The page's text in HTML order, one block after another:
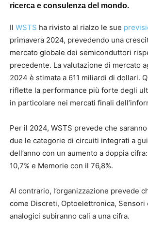
ricerca e consulenza del mondo.
Il WSTS ha rivisto al rialzo le sue
primavera 2024, prevedendo una
mercato globale dei semiconduttori
precedente. La valutazione di mercato
2024 è stimata a 611 miliardi di dollari.
riflette la performance più forte degli
in particolare nei mercati finali
Per il 2024, WSTS prevede che
due le categorie di circuiti integrati a
dell’anno con un aumento a doppia
10,7% e Memorie con il 76,8%.
Al contrario, l’organizzazione prevede
come Discreti, Optoelettronica, Sensori
analogici subiranno cali a una cifra.